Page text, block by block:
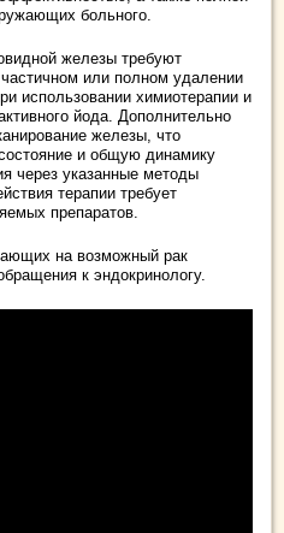
больного.
железы требуют
или полном удалении
использовании химиотерапии и
йода. Дополнительно
железы, что
и общую динамику
через указанные методы
терапии требует
препаратов.
на возможный рак
к эндокринологу.